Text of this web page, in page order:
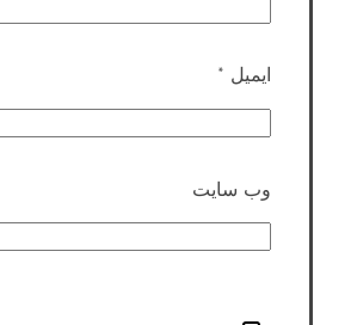
ایمیل *
وب‌ سایت